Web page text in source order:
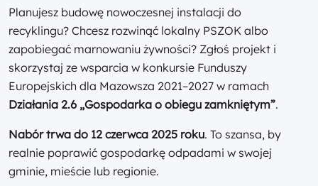
Planujesz budowę nowoczesnej instalacji do
recyklingu? Chcesz rozwinąć lokalny PSZOK albo
zapobiegać marnowaniu żywności? Zgłoś projekt i
skorzystaj ze wsparcia w konkursie Funduszy
Europejskich dla Mazowsza 2021–2027 w ramach
Działania 2.6 „Gospodarka o obiegu zamkniętym”.
Nabór trwa do 12 czerwca 2025 roku. To szansa, by
realnie poprawić gospodarkę odpadami w swojej
gminie, mieście lub regionie.